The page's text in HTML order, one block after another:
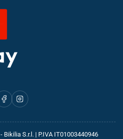
FacebookInstagram
- Bikilia S.r.l. | P.IVA IT01003440946